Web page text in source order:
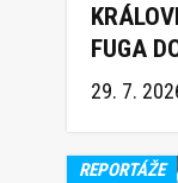
FUGA
TRAIL
29. 7.
REPORTÁŽE